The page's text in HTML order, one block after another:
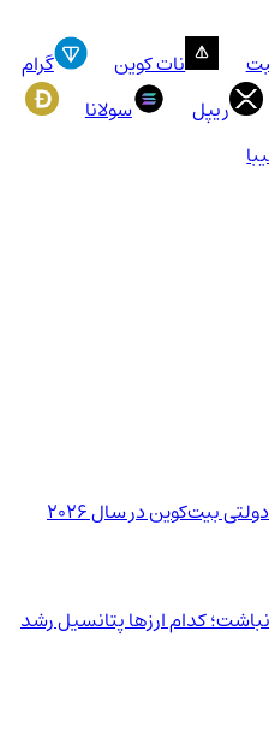
نات کوین
گرام
ریپل
سولانا
بیت‌کوین در سال 2026
کدام ارزها پتانسیل رشد